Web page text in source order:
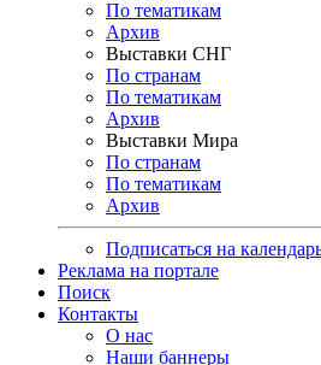
По тематикам
Архив
Выставки СНГ
По странам
По тематикам
Архив
Выставки Мира
По странам
По тематикам
Архив
Подписаться на
Реклама на портале
Поиск
Контакты
О нас
Наши баннеры